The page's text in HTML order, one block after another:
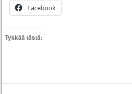
Facebook
Tykkää tästä: